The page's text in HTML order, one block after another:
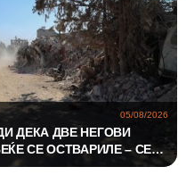
ДЕКА ДВЕ НЕГОВИ
СЕ ОСТВАРИЛЕ – СЕГА
05/08/2026